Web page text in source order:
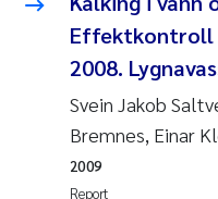
Synne Authén
Svetlana
Jonny Beyer
Effektkontroll
2008.
Svein Jakob
Bremnes, Einar
Report
2009